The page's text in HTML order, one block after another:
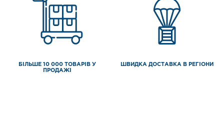
БІЛЬШЕ 10 000 ТОВАРІВ У
ПРОДАЖІ
ШВИДКА ДОСТАВКА В РЕГІОНИ